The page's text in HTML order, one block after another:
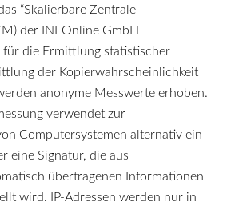
“Skalierbare Zentrale
der INFOnline GmbH
für die Ermittlung statistischer
der Kopierwahrscheinlichkeit
anonyme Messwerte erhoben.
verwendet zur
Computersystemen alternativ ein
eine Signatur, die aus
übertragenen Informationen
wird. IP-Adressen werden nur in